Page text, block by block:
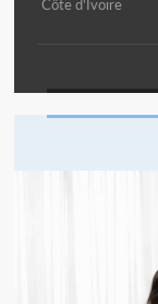
Côte d'Ivoire